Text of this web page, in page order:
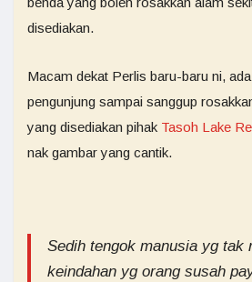
disediakan.
Macam dekat Perlis baru-baru ni,
pengunjung sampai sanggup
yang disediakan pihak Tasoh Lake
nak gambar yang cantik.
Sedih tengok manusia yg tak
keindahan yg orang susah